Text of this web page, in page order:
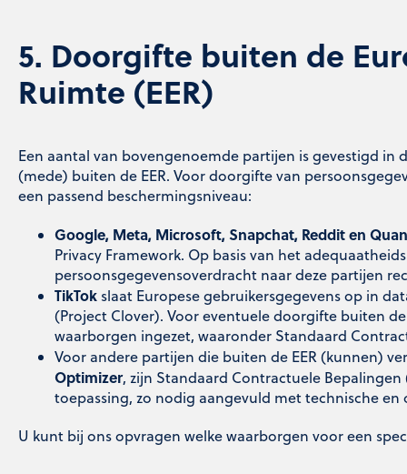
5. Doorgifte buiten de
Ruimte (EER)
Een aantal van bovengenoemde partijen is gevestigd in
(mede) buiten de EER. Voor doorgifte van
een passend beschermingsniveau:
Google, Meta, Microsoft, Snapchat, Reddit en
Privacy Framework. Op basis van het
persoonsgegevensoverdracht naar deze partijen
TikTok slaat Europese gebruikersgegevens op in
(Project Clover). Voor eventuele doorgifte buiten
waarborgen ingezet, waaronder Standaard
Voor andere partijen die buiten de EER (kunnen)
Optimizer, zijn Standaard Contractuele Bepalingen
toepassing, zo nodig aangevuld met technische
U kunt bij ons opvragen welke waarborgen voor een